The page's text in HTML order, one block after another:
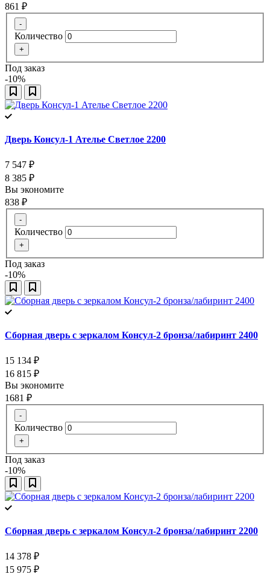
861 ₽
-
Количество
+
Под заказ
-10%
Дверь Консул-1 Ателье Светлое 2200
7 547 ₽
8 385 ₽
Вы экономите
838 ₽
-
Количество
+
Под заказ
-10%
Сборная дверь с зеркалом Консул-2 бронза/лабиринт 2400
15 134 ₽
16 815 ₽
Вы экономите
1681 ₽
-
Количество
+
Под заказ
-10%
Сборная дверь с зеркалом Консул-2 бронза/лабиринт 2200
14 378 ₽
15 975 ₽